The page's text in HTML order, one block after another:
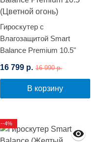
Гироскутер с
Влагозащитой Smart
Balance Premium 10.5"
16 799 р. 16 990 р.
В корзину
--4%